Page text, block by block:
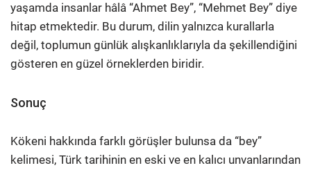
yaşamda insanlar hâlâ “Ahmet Bey”, “Mehmet Bey” diye
hitap etmektedir. Bu durum, dilin yalnızca kurallarla
değil, toplumun günlük alışkanlıklarıyla da şekillendiğini
gösteren en güzel örneklerden biridir.
Sonuç
Kökeni hakkında farklı görüşler bulunsa da “bey”
kelimesi, Türk tarihinin en eski ve en kalıcı unvanlarından